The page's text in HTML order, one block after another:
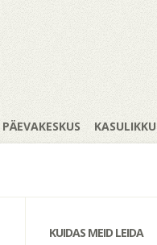
PÄEVAKESKUS KASULIKKU
KUIDAS MEID LEIDA